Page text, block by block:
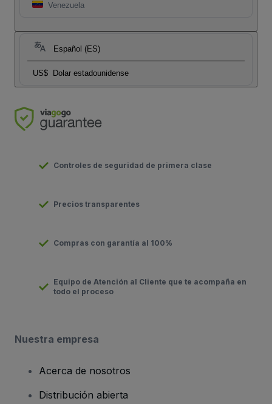
Venezuela
Español (ES)
US$ Dolar estadounidense
Controles de seguridad de primera clase
Precios transparentes
Compras con garantía al 100%
Equipo de Atención al Cliente que te acompaña en
todo el proceso
Nuestra empresa
Acerca de nosotros
Distribución abierta